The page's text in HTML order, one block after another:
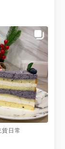
日常 #甜點
午茶 #兩隻豬
豬吃甜點 #兩
#food#
食 #兩隻豬吃戚
豬吃甜點
日常